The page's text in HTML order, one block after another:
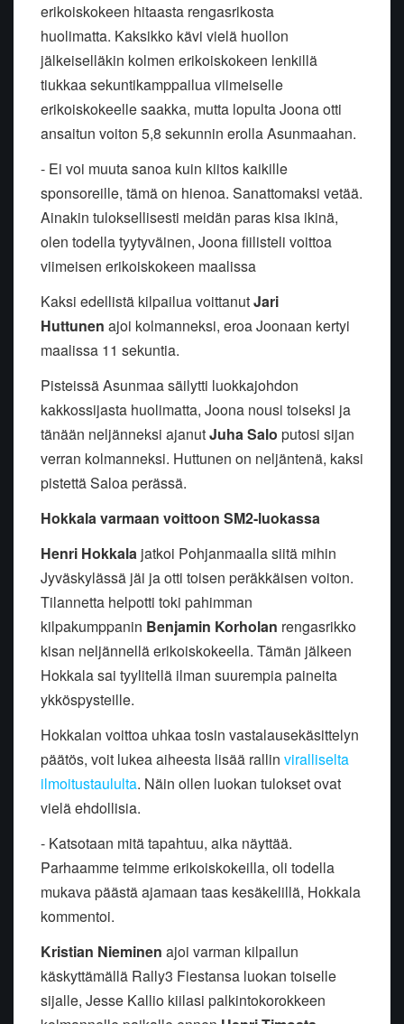
erikoiskokeen hitaasta rengasrikosta
huolimatta. Kaksikko kävi vielä huollon
jälkeiselläkin kolmen erikoiskokeen lenkillä
tiukkaa sekuntikamppailua viimeiselle
erikoiskokeelle saakka, mutta lopulta Joona otti
ansaitun voiton 5,8 sekunnin erolla Asunmaahan.
- Ei voi muuta sanoa kuin kiitos kaikille
sponsoreille, tämä on hienoa. Sanattomaksi vetää.
Ainakin tuloksellisesti meidän paras kisa ikinä,
olen todella tyytyväinen, Joona fiilisteli voittoa
viimeisen erikoiskokeen maalissa
Kaksi edellistä kilpailua voittanutJari
Huttunen ajoi kolmanneksi, eroa Joonaan kertyi
maalissa 11 sekuntia.
Pisteissä Asunmaa säilytti luokkajohdon
kakkossijasta huolimatta, Joona nousi toiseksi ja
tänään neljänneksi ajanutJuha Salo putosi sijan
verran kolmanneksi. Huttunen on neljäntenä, kaksi
pistettä Saloa perässä.
Hokkala varmaan voittoon SM2-luokassa
Henri Hokkala jatkoi Pohjanmaalla siitä mihin
Jyväskylässä jäi ja otti toisen peräkkäisen voiton.
Tilannetta helpotti toki pahimman
kilpakumppanin Benjamin Korholan rengasrikko
kisan neljännellä erikoiskokeella. Tämän jälkeen
Hokkala sai tyylitellä ilman suurempia paineita
ykköspysteille.
Hokkalan voittoa uhkaa tosin vastalausekäsittelyn
päätös, voit lukea aiheesta lisää rallin viralliselta
ilmoitustaululta. Näin ollen luokan tulokset ovat
vielä ehdollisia.
- Katsotaan mitä tapahtuu, aika näyttää.
Parhaamme teimme erikoiskokeilla, oli todella
mukava päästä ajamaan taas kesäkelillä, Hokkala
kommentoi.
Kristian Nieminen ajoi varman kilpailun
käskyttämällä Rally3 Fiestansa luokan toiselle
sijalle, Jesse Kallio kiilasi palkintokorokkeen